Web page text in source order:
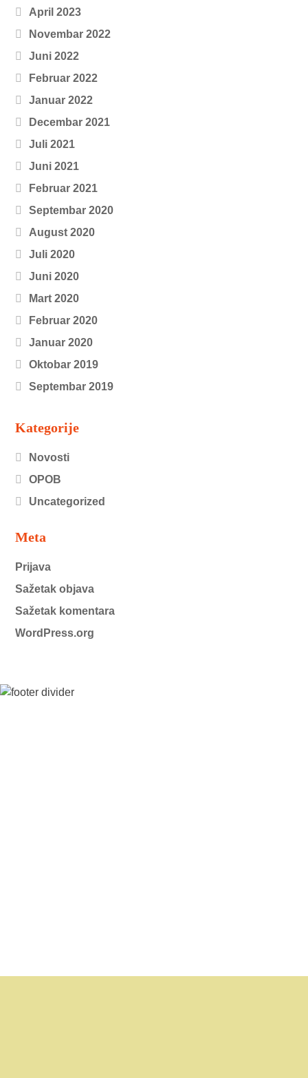
April 2023
Novembar 2022
Juni 2022
Februar 2022
Januar 2022
Decembar 2021
Juli 2021
Juni 2021
Februar 2021
Septembar 2020
August 2020
Juli 2020
Juni 2020
Mart 2020
Februar 2020
Januar 2020
Oktobar 2019
Septembar 2019
Kategorije
Novosti
OPOB
Uncategorized
Meta
Prijava
Sažetak objava
Sažetak komentara
WordPress.org